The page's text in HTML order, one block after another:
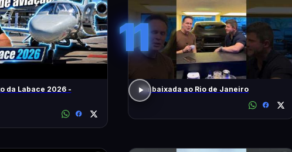
da Labace 2026 -
11
Da baixada ao Rio de Janeiro